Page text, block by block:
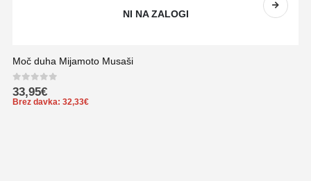
NI NA ZALOGI
Moč duha Mijamoto Musaši
0out of 5
33,95€
Brez davka: 32,33€